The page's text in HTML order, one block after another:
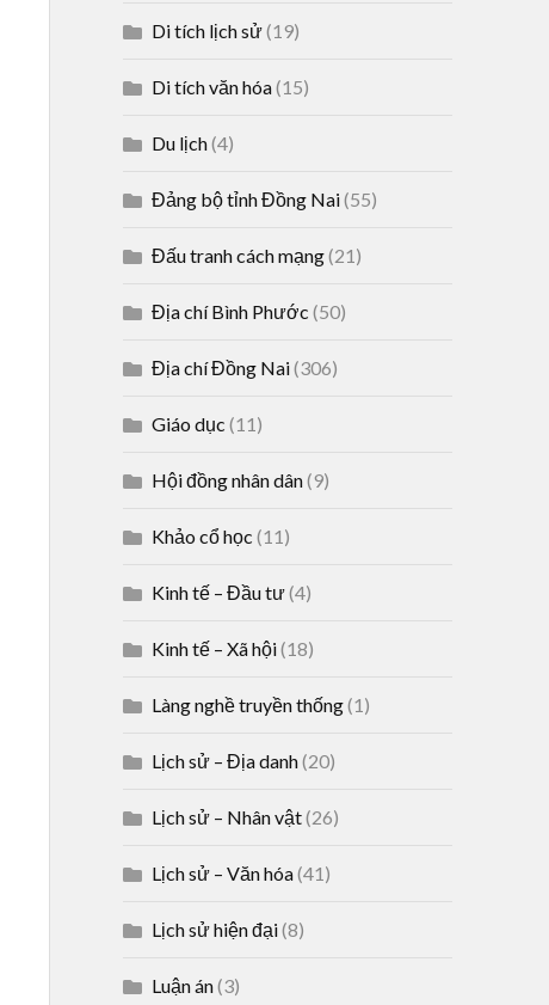
Di tích lịch sử(19)
Di tích văn hóa(15)
Du lịch(4)
Đảng bộ tỉnh Đồng Nai(55)
Đấu tranh cách mạng(21)
Địa chí Bình Phước (50)
Địa chí Đồng Nai(306)
Giáo dục (11)
Hội đồng nhân dân(9)
Khảo cổ học (11)
Kinh tế – Đầu tư(4)
Kinh tế – Xã hội(18)
Làng nghề truyền thống(1)
Lịch sử – Địa danh(20)
Lịch sử – Nhân vật(26)
Lịch sử – Văn hóa(41)
Lịch sử hiện đại(8)
Luận án(3)